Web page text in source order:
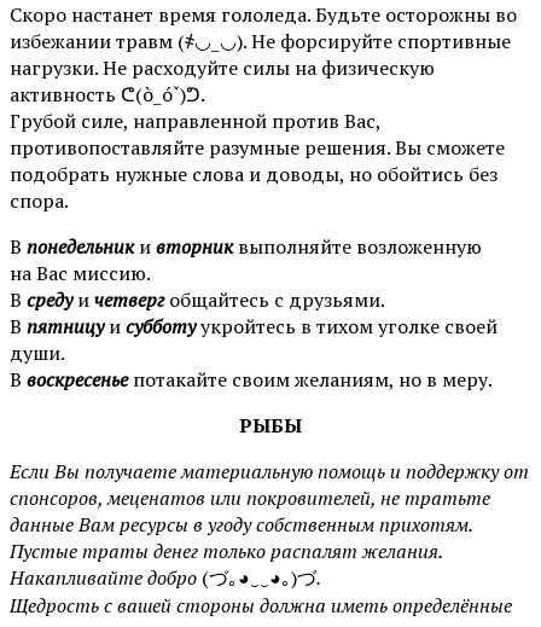
Скоро настанет время гололеда. Будьте осторожны во
избежании травм (҂◡_◡). Не форсируйте спортивные
нагрузки. Не расходуйте силы на физическую
активность ᕦ(ò_óˇ)ᕤ.
Грубой силе, направленной против Вас,
противопоставляйте разумные решения. Вы сможете
подобрать нужные слова и доводы, но обойтись без
спора.
В понедельникивторниквыполняйте возложенную
на Вас миссию.
В средуичетвергобщайтесь с друзьями.
В пятницуисубботуукройтесь в тихом уголке своей
души.
В воскресеньепотакайте своим желаниям, но в меру.
РЫБЫ
Если Вы получаете материальную помощь и поддержку от
спонсоров, меценатов или покровителей, не тратьте
данные Вам ресурсы в угоду собственным прихотям.
Пустые траты денег только распалят желания.
Накапливайте добро (づ｡◕‿‿◕｡)づ.
Щедрость с вашей стороны должна иметь определённые